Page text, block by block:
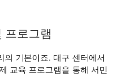
프로그램
의 기본이죠. 대구 센터에서
교육 프로그램을 통해 서민